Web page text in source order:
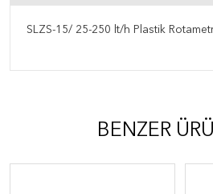
SLZS-15/ 25-250 lt/h Plastik
BENZER